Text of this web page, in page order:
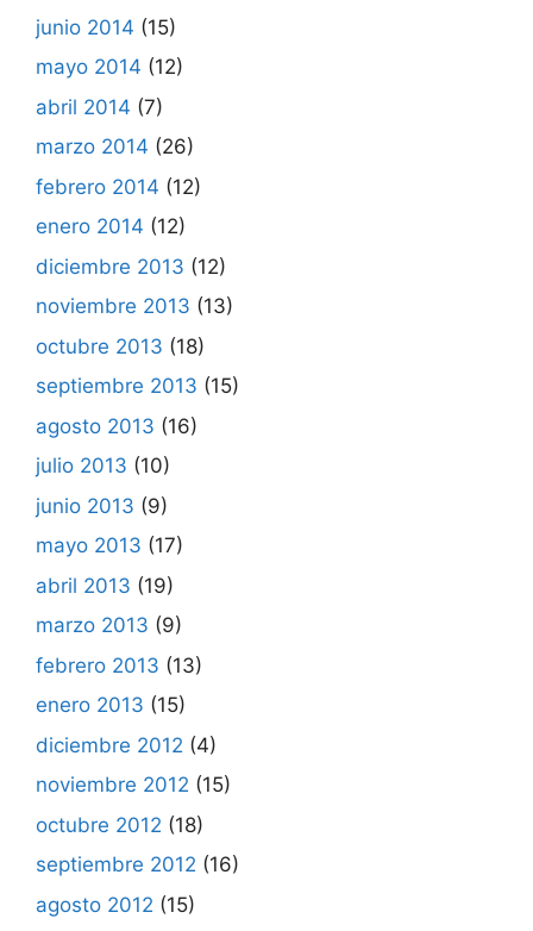
junio 2014 (15)
mayo 2014 (12)
abril 2014 (7)
marzo 2014 (26)
febrero 2014 (12)
enero 2014 (12)
diciembre 2013 (12)
noviembre 2013 (13)
octubre 2013 (18)
septiembre 2013 (15)
agosto 2013 (16)
julio 2013 (10)
junio 2013 (9)
mayo 2013 (17)
abril 2013 (19)
marzo 2013 (9)
febrero 2013 (13)
enero 2013 (15)
diciembre 2012 (4)
noviembre 2012 (15)
octubre 2012 (18)
septiembre 2012 (16)
agosto 2012 (15)